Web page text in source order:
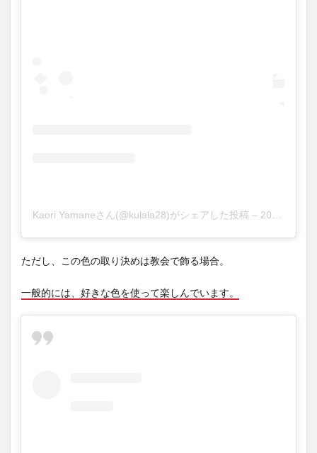
Kaori Yamaneさん(@kulala28)がシェアした投稿 – 2018年12月月24日午後9時49分PST
ただし、この色の取り決めは教会で飾る場合。
一般的には、好きな色を使って楽しんでいます。